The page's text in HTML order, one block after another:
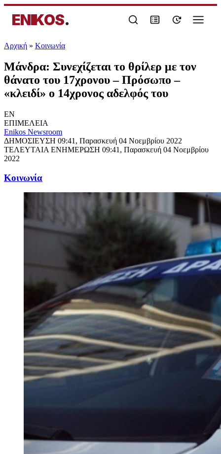
ENIKOS.
Αρχική » Κοινωνία
Μάνδρα: Συνεχίζεται το θρίλερ με τον
θάνατο του 17χρονου – Πρόσωπο –
«κλειδί» ο 14χρονος αδελφός του
EN
ΕΠΙΜΕΛΕΙΑ
Enikos Newsroom
ΔΗΜΟΣΙΕΥΣΗ 09:41, Παρασκευή 04 Νοεμβρίου 2022
ΤΕΛΕΥΤΑΙΑ ΕΝΗΜΕΡΩΣΗ 09:41, Παρασκευή 04 Νοεμβρίου
2022
Κοινωνία